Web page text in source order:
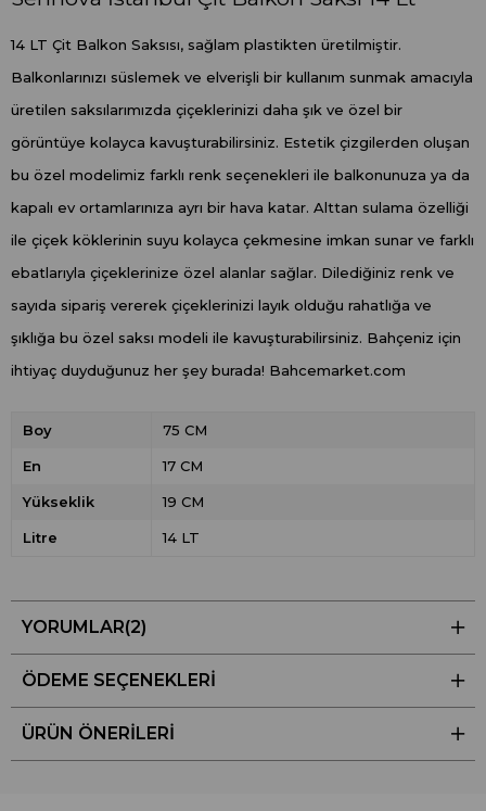
14 LT Çit Balkon Saksısı, sağlam plastikten üretilmiştir.
Balkonlarınızı süslemek ve elverişli bir kullanım sunmak amacıyla
üretilen saksılarımızda çiçeklerinizi daha şık ve özel bir
görüntüye kolayca kavuşturabilirsiniz. Estetik çizgilerden oluşan
bu özel modelimiz farklı renk seçenekleri ile balkonunuza ya da
kapalı ev ortamlarınıza ayrı bir hava katar. Alttan sulama özelliği
ile çiçek köklerinin suyu kolayca çekmesine imkan sunar ve farklı
ebatlarıyla çiçeklerinize özel alanlar sağlar. Dilediğiniz renk ve
sayıda sipariş vererek çiçeklerinizi layık olduğu rahatlığa ve
şıklığa bu özel saksı modeli ile kavuşturabilirsiniz. Bahçeniz için
ihtiyaç duyduğunuz her şey burada! Bahcemarket.com
Boy 75 CM
En 17 CM
Yükseklik 19 CM
Litre 14 LT
YORUMLAR(2)
ÖDEME SEÇENEKLERI
ÜRÜN ÖNERILERI